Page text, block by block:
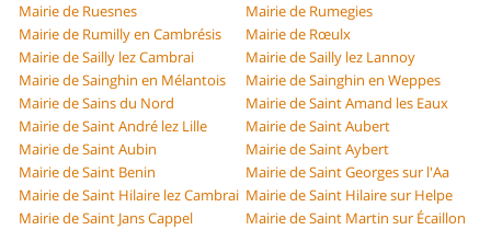
Mairie de Ruesnes
Mairie de Rumegies
Mairie de Rumilly en Cambrésis
Mairie de Rœulx
Mairie de Sailly lez Cambrai
Mairie de Sailly lez Lannoy
Mairie de Sainghin en Mélantois
Mairie de Sainghin en Weppes
Mairie de Sains du Nord
Mairie de Saint Amand les Eaux
Mairie de Saint André lez Lille
Mairie de Saint Aubert
Mairie de Saint Aubin
Mairie de Saint Aybert
Mairie de Saint Benin
Mairie de Saint Georges sur l'Aa
Mairie de Saint Hilaire lez Cambrai Mairie de Saint Hilaire sur Helpe
Mairie de Saint Jans Cappel
Mairie de Saint Martin sur Écaillon